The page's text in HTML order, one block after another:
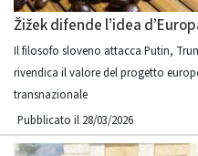
Žižek difende l’idea
Il filosofo sloveno attacca Putin,
rivendica il valore del progetto
transnazionale
Pubblicato il 28/03/2026